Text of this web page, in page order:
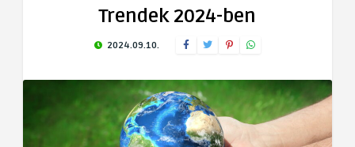
Trendek 2024-ben
2024.09.10.